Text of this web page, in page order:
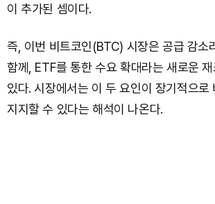
이 추가된 셈이다.
즉, 이번 비트코인(BTC) 시장은 공급 감소
함께, ETF를 통한 수요 확대라는 새로운
있다. 시장에서는 이 두 요인이 장기적으로
지지할 수 있다는 해석이 나온다.